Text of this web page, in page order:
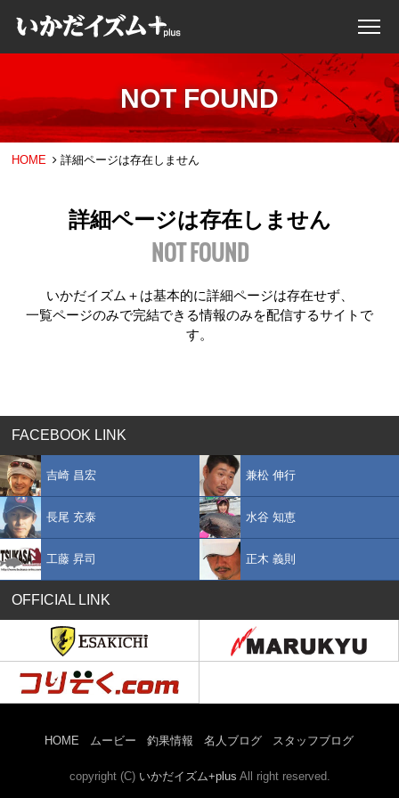
NOT FOUND
HOME 詳細ページは存在しません
詳細ページは存在しません
NOT FOUND
いかだイズム＋は基本的に詳細ページは存在せず、
一覧ページのみで完結できる情報のみを配信するサイトで
す。
FACEBOOK LINK
吉崎 昌宏 兼松 伸行
長尾 充泰 水谷 知恵
工藤 昇司 正木 義則
OFFICIAL LINK
HOME ムービー 釣果情報 名人ブログ スタッフブログ
copyright (C) いかだイズム+plus All right reserved.